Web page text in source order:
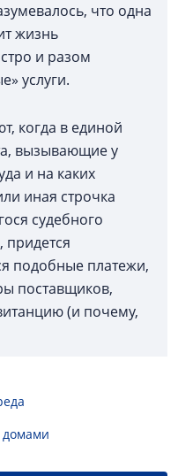
что одна
жизнь
и разом
услуги.
когда в единой
вызывающие у
и на каких
иная строчка
судебного
придется
подобные платежи,
поставщиков,
(и почему,